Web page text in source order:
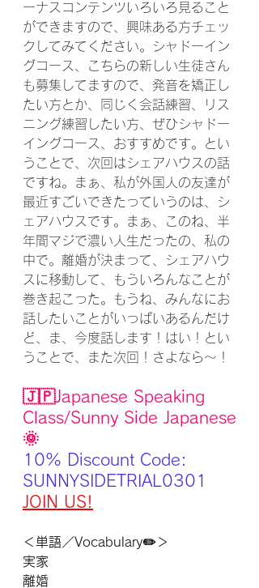
ーナスコンテンツいろいろ見ること
ができますので、興味ある方チェッ
クしてみてください。シャドーイン
グコース、こちらの新しい生徒さん
も募集してますので、発音を矯正し
たい方とか、同じく会話練習、リス
ニング練習したい方、ぜひシャドー
イングコース、おすすめです。とい
うことで、次回はシェアハウスの話
ですね。まぁ、私が外国人の友達が
最近すごいできたっていうのは、シ
ェアハウスです。まぁ、このね、半
年間マジで濃い人生だったの、私の
中で。離婚が決まって、シェアハウ
スに移動して、もういろんなことが
巻き起こった。もうね、みんなにお
話したいことがいっぱいあるんだけ
ど、ま、今度話します！はい！とい
うことで、また次回！さよなら〜！
🇯🇵Japanese Speaking
Class/Sunny Side Japanese
🌞
10% Discount Code:
SUNNYSIDETRIAL0301
JOIN US!
＜単語／Vocabulary✏️＞
実家
離婚